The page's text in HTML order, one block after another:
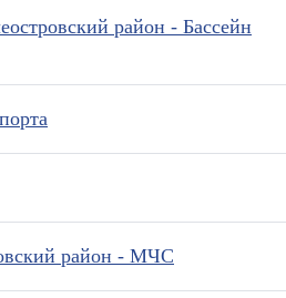
район - Бассейн
район - МЧС